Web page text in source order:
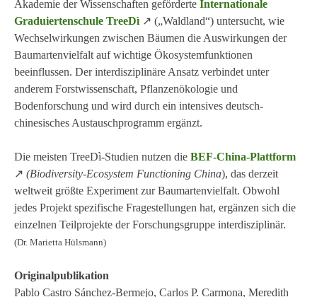
Akademie der Wissenschaften geförderte Internationale
Graduiertenschule TreeDì ↗ („Waldland“) untersucht, wie
Wechselwirkungen zwischen Bäumen die Auswirkungen der
Baumartenvielfalt auf wichtige Ökosystemfunktionen
beeinflussen. Der interdisziplinäre Ansatz verbindet unter
anderem Forstwissenschaft, Pflanzenökologie und
Bodenforschung und wird durch ein intensives deutsch-
chinesisches Austauschprogramm ergänzt.
Die meisten TreeDì-Studien nutzen die BEF-China-Plattform
↗ (Biodiversity-Ecosystem Functioning China), das derzeit
weltweit größte Experiment zur Baumartenvielfalt. Obwohl
jedes Projekt spezifische Fragestellungen hat, ergänzen sich die
einzelnen Teilprojekte der Forschungsgruppe interdisziplinär.
(Dr. Marietta Hülsmann)
Originalpublikation
Pablo Castro Sánchez-Bermejo, Carlos P. Carmona, Meredith